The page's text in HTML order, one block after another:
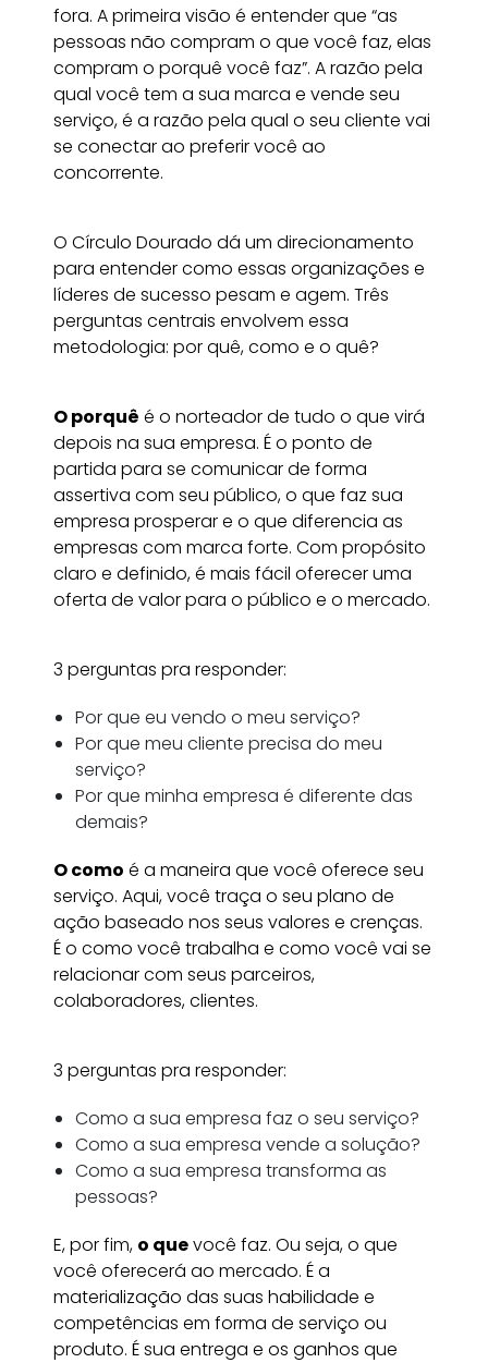
fora. A primeira visão é entender que “as
pessoas não compram o que você faz, elas
compram o porquêvocê faz”. A razão pela
qual você tem a sua marca e vende seu
serviço, é a razão pela qual o seu cliente vai
se conectar ao preferir você ao
concorrente.
O Círculo Dourado dá um direcionamento
para entender como essas organizações e
líderes de sucesso pesam e agem. Três
perguntas centrais envolvem essa
metodologia: por quê, como e o quê?
O porquê é o norteador de tudo o que virá
depois na sua empresa. É o ponto de
partida para se comunicar de forma
assertiva com seu público, o que faz sua
empresa prosperar e o que diferencia as
empresas com marca forte. Com propósito
claro e definido, é mais fácil oferecer uma
oferta de valor para o público e o mercado.
3 perguntas pra responder:
Por que eu vendo o meu serviço?
Por que meu cliente precisa do meu
serviço?
Por que minha empresa é diferente das
demais?
O como é a maneira que você oferece seu
serviço. Aqui, você traça o seu plano de
ação baseado nos seus valores e crenças.
É o como você trabalha e como você vai se
relacionar com seus parceiros,
colaboradores, clientes.
3 perguntas pra responder:
Como a sua empresa faz o seu serviço?
Como a sua empresa vende a solução?
Como a sua empresa transforma as
pessoas?
E, por fim, o quevocê faz. Ou seja, o que
você oferecerá ao mercado. É a
materialização das suas habilidade e
competências em forma de serviço ou
produto. É sua entrega e os ganhos que